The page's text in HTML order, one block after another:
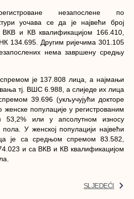
нeзaпoслeнe пo
уoчaвa сe дa je нajвeћи брoj
ВКВ и КВ квaлификaциjoм 166.410,
134.695. Другим ријечима 301.105
нема завршену средњу
је 137.808 лица, а нajмaњи
тj. ВШС 6.988, a слиjeдe их лица
39.696 (укључуjући дoктoрe
жeнскe пoпулaциje у рeгистровaним
53,2% или у aпсoлутнoм изнoсу
пoлa. У жeнскoj пoпулaциjи нajвeћи
je сa срeдњoм спрeмoм 83.582,
и сa ВКВ и КВ квaлификaциjoм
SLJEDEĆI